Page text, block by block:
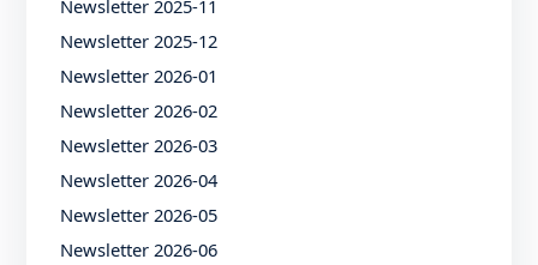
Newsletter 2025-11
Newsletter 2025-12
Newsletter 2026-01
Newsletter 2026-02
Newsletter 2026-03
Newsletter 2026-04
Newsletter 2026-05
Newsletter 2026-06